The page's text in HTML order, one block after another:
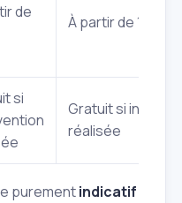
de
À partir de 130€
si
Gratuit si
réalisée
purementindicatif